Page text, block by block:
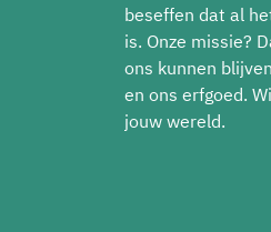
beseffen dat al
is. Onze missie?
ons kunnen
en ons erfgoed.
jouw wereld.